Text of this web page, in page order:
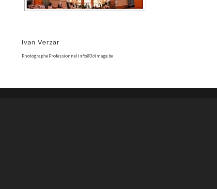
Ivan Verzar
Photographe Professionnel info@3dimage.be